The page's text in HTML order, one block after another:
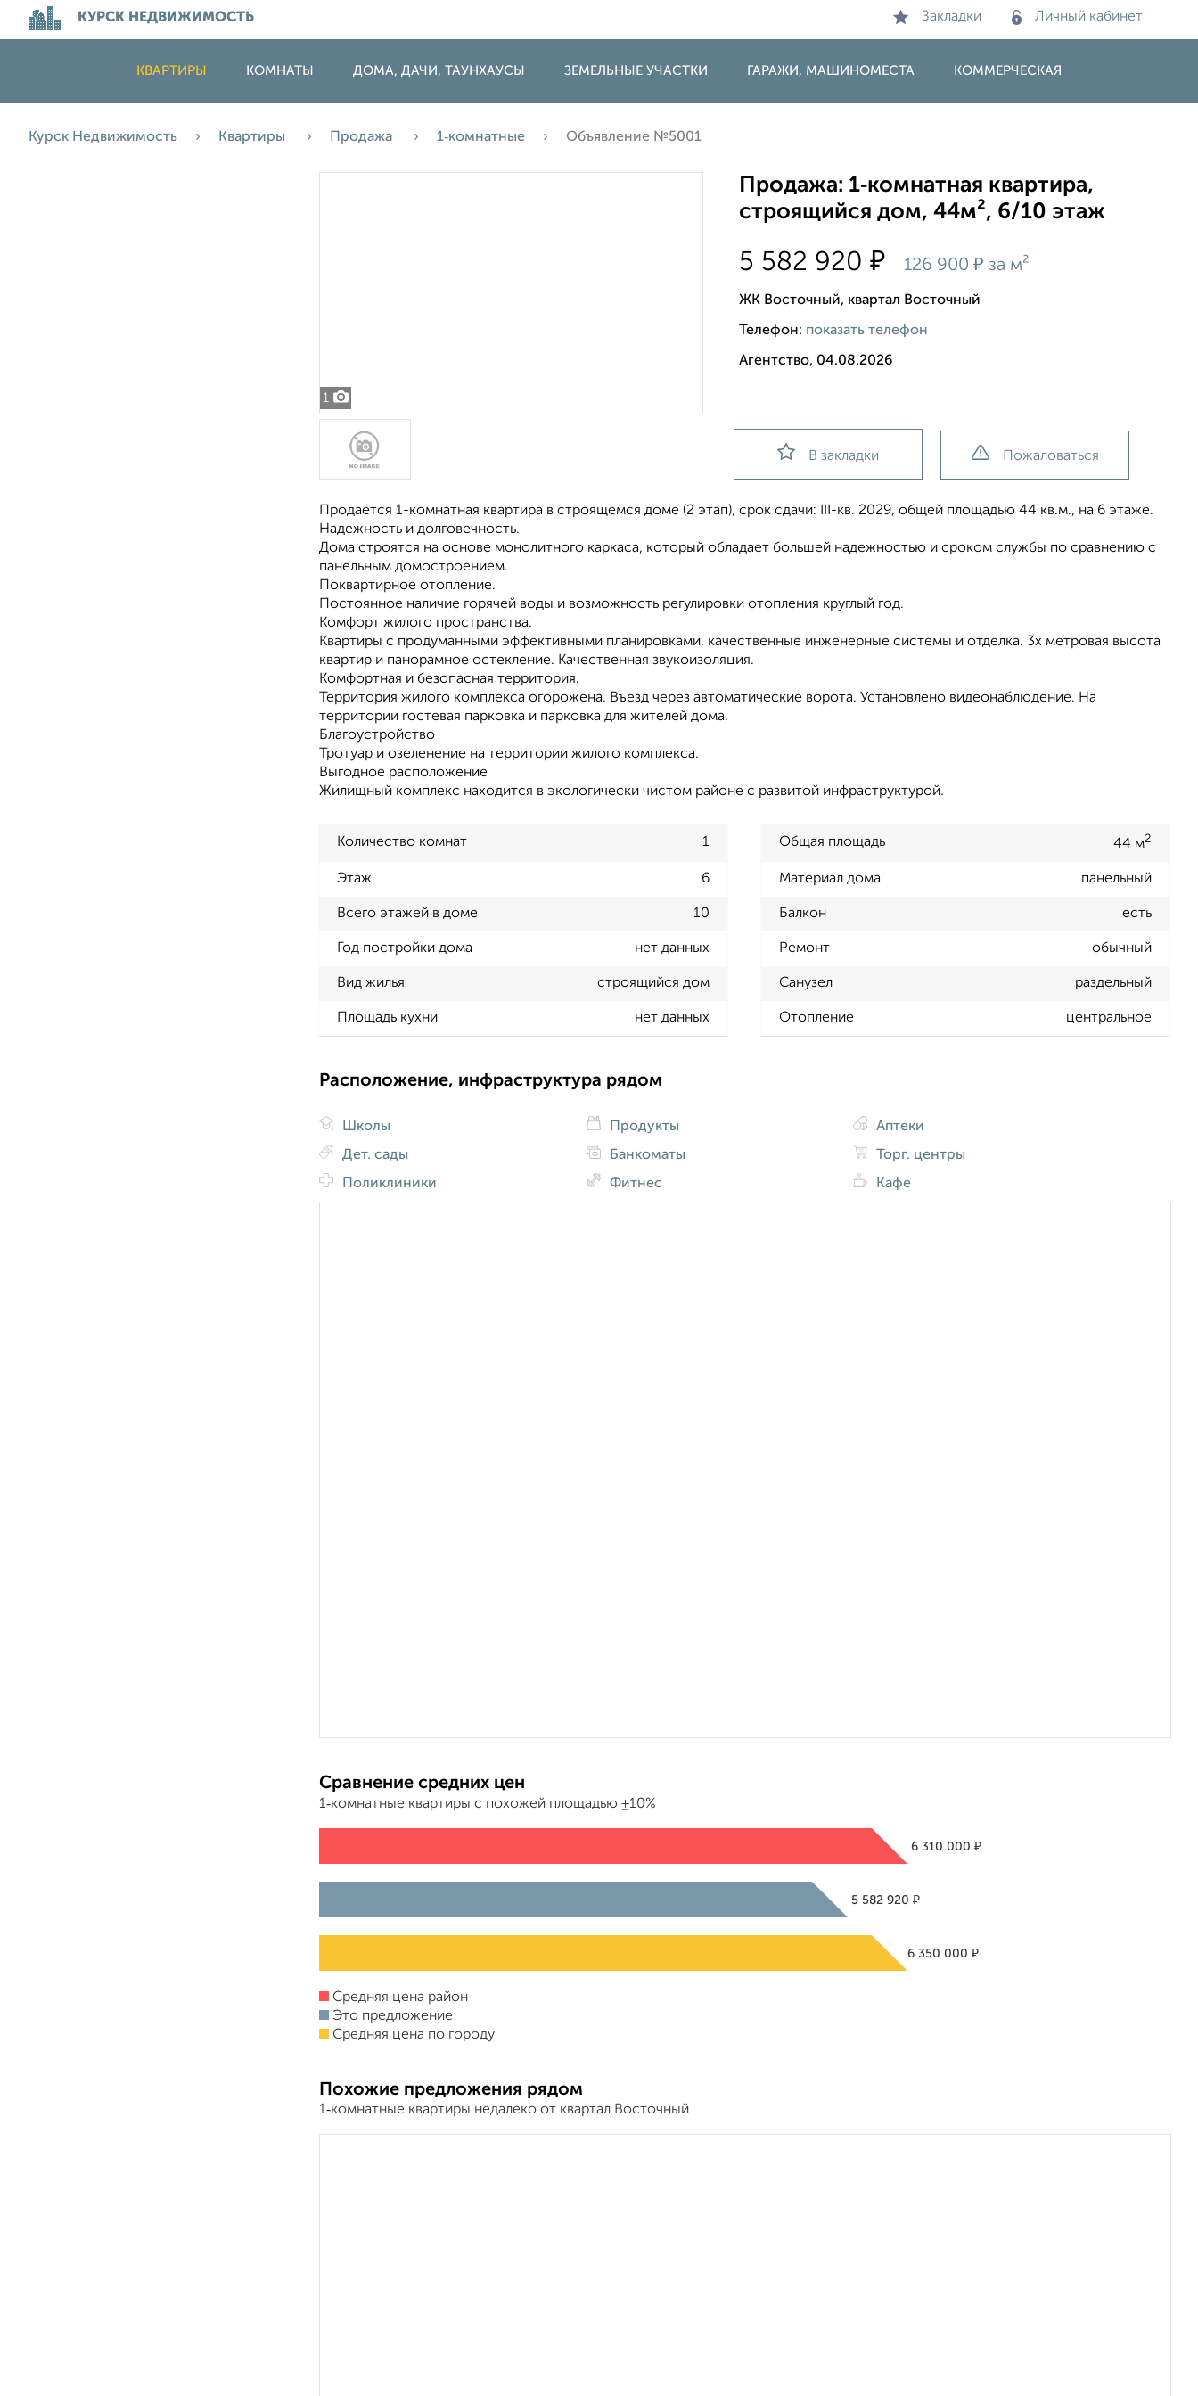
КУРСК НЕДВИЖИМОСТЬ Закладки Личный кабинет
КВАРТИРЫ КОМНАТЫ ДОМА, ДАЧИ, ТАУНХАУСЫ ЗЕМЕЛЬНЫЕ УЧАСТКИ ГАРАЖИ, МАШИНОМЕСТА КОММЕРЧЕСКАЯ
Курск Недвижимость Квартиры Продажа 1‑комнатные Объявление №5001
1
Продажа: 1‑комнатная квартира,
строящийся дом, 44м², 6/10 этаж
5 582 920₽ 126 900₽ за м²
ЖК Восточный, квартал Восточный
Телефон: показать телефон
Агентство, 04.08.2026
В закладки Пожаловаться
Продаётся 1-комнатная квартира в строящемся доме (2 этап), срок сдачи: III-кв. 2029, общей площадью 44 кв.м., на 6 этаже.
Надежность и долговечность.
Дома строятся на основе монолитного каркаса, который обладает большей надежностью и сроком службы по сравнению с
панельным домостроением.
Поквартирное отопление.
Постоянное наличие горячей воды и возможность регулировки отопления круглый год.
Комфорт жилого пространства.
Квартиры с продуманными эффективными планировками, качественные инженерные системы и отделка. 3х метровая высота
квартир и панорамное остекление. Качественная звукоизоляция.
Комфортная и безопасная территория.
Территория жилого комплекса огорожена. Въезд через автоматические ворота. Установлено видеонаблюдение. На
территории гостевая парковка и парковка для жителей дома.
Благоустройство
Тротуар и озеленение на территории жилого комплекса.
Выгодное расположение
Жилищный комплекс находится в экологически чистом районе с развитой инфраструктурой.
Количество комнат 1 Общая площадь 44 м2
Этаж 6 Материал дома панельный
Всего этажей в доме 10 Балкон есть
Год постройки дома нет данных Ремонт обычный
Вид жилья строящийся дом Санузел раздельный
Площадь кухни нет данных Отопление центральное
Расположение, инфраструктура рядом
Школы
Дет. сады
Поликлиники
Продукты
Банкоматы
Фитнес
Аптеки
Торг. центры
Кафе
Сравнение средних цен
1‑комнатные квартиры с похожей площадью ±10%
6 310 000₽
5 582 920₽
6 350 000₽
Средняя цена район
Это предложение
Средняя цена по городу
Похожие предложения рядом
1‑комнатные квартиры недалеко от квартал Восточный